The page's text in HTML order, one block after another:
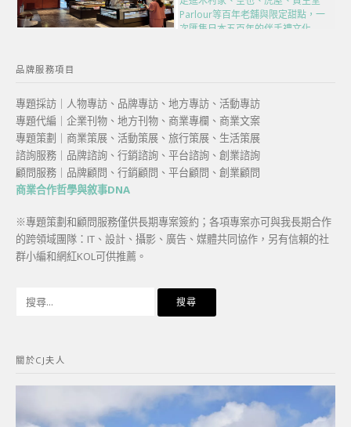
Parlour等百年老舖與限定甜點，一
次匯集日本五百年的伴手禮文化
品牌服務項目
專題採訪｜人物專訪、品牌專訪、地方專訪、活動專訪
專題代編｜企業刊物、地方刊物、商業專欄、商業文案
專題策劃｜商業策展、活動策展、旅行策展、生活策展
諮詢服務｜品牌諮詢、行銷諮詢、平台諮詢、創業諮詢
顧問服務｜品牌顧問、行銷顧問、平台顧問、創業顧問
商業合作哲學與敘事DNA
※專題策劃和顧問服務僅供長期專案簽約；各項專案亦可與我長期合作
的跨領域團隊：IT、設計、攝影、廣告、媒體共同協作，另有信賴的社
群小編和網紅KOL可供推薦。
字:
關於CJ夫人